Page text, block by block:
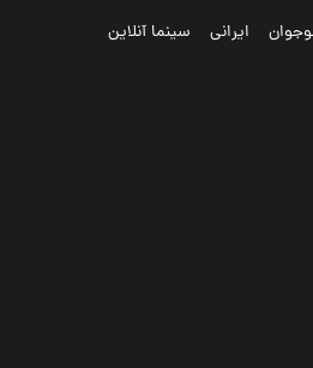
ایرانی سینما آنلاین